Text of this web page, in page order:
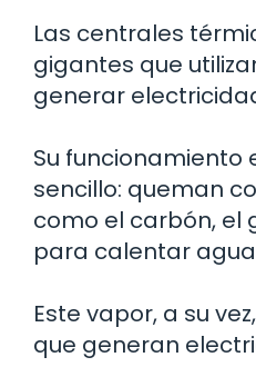
Las centrales
gigantes que
generar
Su funcionamiento
sencillo: queman
como el carbón, el
para calentar
Este vapor, a su
que generan